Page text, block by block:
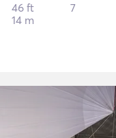
46 ft
14 m
7